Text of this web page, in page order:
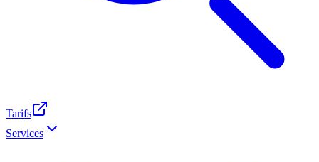
Tarifs
Services